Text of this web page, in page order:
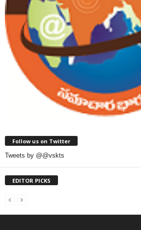
Follow us on Twitter
Tweets by @@vskts
EDITOR PICKS